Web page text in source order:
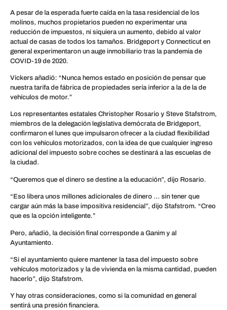
A pesar de la esperada fuerte caída en la tasa residencial de los
molinos, muchos propietarios pueden no experimentar una
reducción de impuestos, ni siquiera un aumento, debido al valor
actual de casas de todos los tamaños. Bridgeport y Connecticut en
general experimentaron un auge inmobiliario tras la pandemia de
COVID-19 de 2020.
Vickers añadió: “Nunca hemos estado en posición de pensar que
nuestra tarifa de fábrica de propiedades sería inferior a la de la de
vehículos de motor.”
Los representantes estatales Christopher Rosario y Steve Stafstrom,
miembros de la delegación legislativa demócrata de Bridgeport,
confirmaron el lunes que impulsaron ofrecer a la ciudad flexibilidad
con los vehículos motorizados, con la idea de que cualquier ingreso
adicional del impuesto sobre coches se destinará a las escuelas de
la ciudad.
“Queremos que el dinero se destine a la educación”, dijo Rosario.
“Eso libera unos millones adicionales de dinero … sin tener que
cargar aún más la base impositiva residencial”, dijo Stafstrom. “Creo
que es la opción inteligente.”
Pero, añadió, la decisión final corresponde a Ganim y al
Ayuntamiento.
“Si el ayuntamiento quiere mantener la tasa del impuesto sobre
vehículos motorizados y la de vivienda en la misma cantidad, pueden
hacerlo”, dijo Stafstrom.
Y hay otras consideraciones, como si la comunidad en general
sentirá una presión financiera.